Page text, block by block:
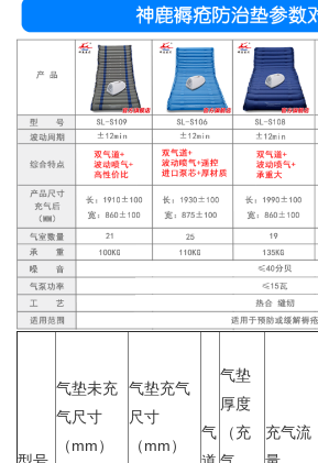
气垫未充
气尺寸
（mm）
气垫充气
尺寸
（mm）
气
气垫
厚度
（充
充气流